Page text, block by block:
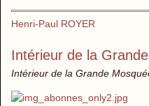
Henri-Paul ROYER
Intérieur de la
Intérieur de la Grande